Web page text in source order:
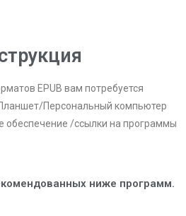
EPUB вам потребуется
Персональный компьютер
обеспечение /ссылки на программы
ниже программ.